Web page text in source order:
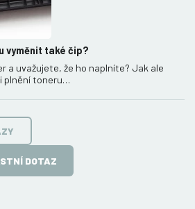
vyměnit také čip?
a uvažujete, že ho naplníte? Jak ale
plnění toneru…
DOTAZ